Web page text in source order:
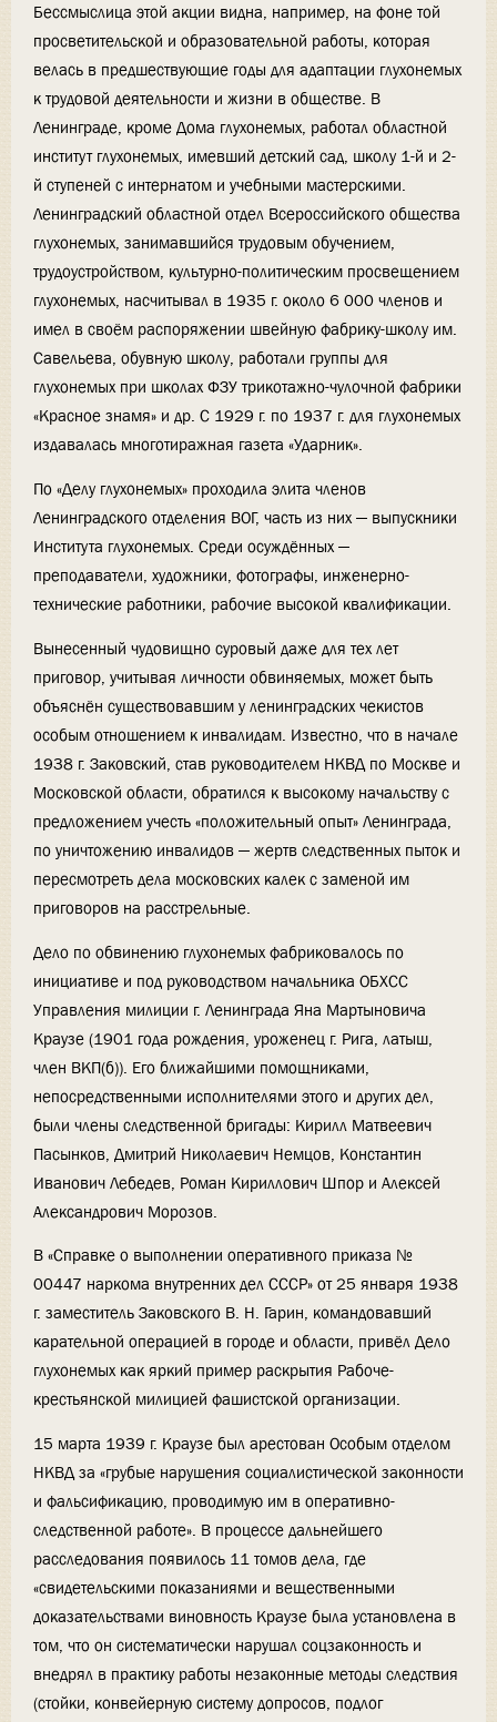
Бессмыслица этой акции видна, например, на фоне той
просветительской и образовательной работы, которая
велась в предшествующие годы для адаптации глухонемых
к трудовой деятельности и жизни в обществе. В
Ленинграде, кроме Дома глухонемых, работал областной
институт глухонемых, имевший детский сад, школу 1-й и 2-
й ступеней с интернатом и учебными мастерскими.
Ленинградский областной отдел Всероссийского общества
глухонемых, занимавшийся трудовым обучением,
трудоустройством, культурно-политическим просвещением
глухонемых, насчитывал в 1935 г. около 6 000 членов и
имел в своём распоряжении швейную фабрику-школу им.
Савельева, обувную школу, работали группы для
глухонемых при школах ФЗУ трикотажно-чулочной фабрики
«Красное знамя» и др. С 1929 г. по 1937 г. для глухонемых
издавалась многотиражная газета «Ударник».
По «Делу глухонемых» проходила элита членов
Ленинградского отделения ВОГ, часть из них — выпускники
Института глухонемых. Среди осуждённых —
преподаватели, художники, фотографы, инженерно-
технические работники, рабочие высокой квалификации.
Вынесенный чудовищно суровый даже для тех лет
приговор, учитывая личности обвиняемых, может быть
объяснён существовавшим у ленинградских чекистов
особым отношением к инвалидам. Известно, что в начале
1938 г. Заковский, став руководителем НКВД по Москве и
Московской области, обратился к высокому начальству с
предложением учесть «положительный опыт» Ленинграда,
по уничтожению инвалидов — жертв следственных пыток и
пересмотреть дела московских калек с заменой им
приговоров на расстрельные.
Дело по обвинению глухонемых фабриковалось по
инициативе и под руководством начальника ОБХСС
Управления милиции г. Ленинграда Яна Мартыновича
Краузе (1901 года рождения, уроженец г. Рига, латыш,
член ВКП(б)). Его ближайшими помощниками,
непосредственными исполнителями этого и других дел,
были члены следственной бригады: Кирилл Матвеевич
Пасынков, Дмитрий Николаевич Немцов, Константин
Иванович Лебедев, Роман Кириллович Шпор и Алексей
Александрович Морозов.
В «Справке о выполнении оперативного приказа №
00447 наркома внутренних дел СССР» от 25 января 1938
г. заместитель Заковского В. Н. Гарин, командовавший
карательной операцией в городе и области, привёл Дело
глухонемых как яркий пример раскрытия Рабоче-
крестьянской милицией фашистской организации.
15 марта 1939 г. Краузе был арестован Особым отделом
НКВД за «грубые нарушения социалистической законности
и фальсификацию, проводимую им в оперативно-
следственной работе». В процессе дальнейшего
расследования появилось 11 томов дела, где
«свидетельскими показаниями и вещественными
доказательствами виновность Краузе была установлена в
том, что он систематически нарушал соцзаконность и
внедрял в практику работы незаконные методы следствия
(стойки, конвейерную систему допросов, подлог